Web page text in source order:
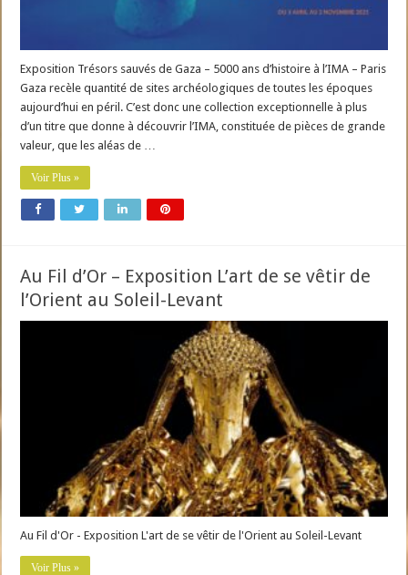
Exposition Trésors sauvés de Gaza – 5000 ans d’histoire à l’IMA – Paris
Gaza recèle quantité de sites archéologiques de toutes les époques
aujourd’hui en péril. C’est donc une collection exceptionnelle à plus
d’un titre que donne à découvrir l’IMA, constituée de pièces de grande
valeur, que les aléas de …
Voir Plus »
Au Fil d’Or – Exposition L’art de se vêtir de
l’Orient au Soleil-Levant
Au Fil d'Or - Exposition L'art de se vêtir de l'Orient au Soleil-Levant
Voir Plus »